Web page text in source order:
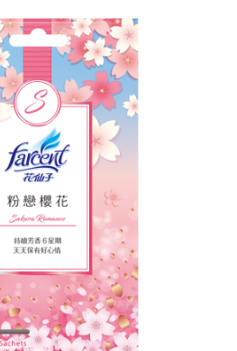
，點擊此簡訊中的連結，可透過四大超商／
行付款，方視為交易完成。
需立刻繳費，但若您需要取消訂單，請聯絡
取消之訂單仍視為有效，需透過AFTEE先享
享後付 」之結帳頁面顯示為準，若有關於
退款等相關疑問，請聯繫「AFTEE先享後付
support/home
司提供之「AFTEE先享後付」服務完成之交
供個人資料，並將交易相關給付款項請求債
。
瀏覽以下網址：
法定代理人或監護人之同意方可使用
意申辦者引起之損失，本公司不負相關責
，將依據個別帳號之用戶狀況，依本公司即
仍有額度不足之情形，本公司將視審查結果
上)免運費
上)免運費
上)免運費
以上)免運費